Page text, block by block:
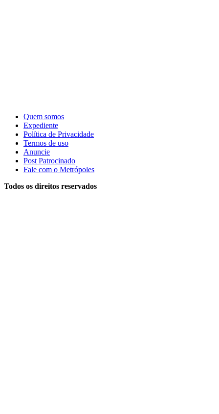
Quem somos
Expediente
Política de Privacidade
Termos de uso
Anuncie
Post Patrocinado
Fale com o Metrópoles
Todos os direitos reservados